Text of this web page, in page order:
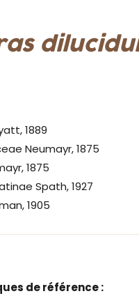
1889
Neumayr, 1875
1875
Spath, 1927
1905
de référence :